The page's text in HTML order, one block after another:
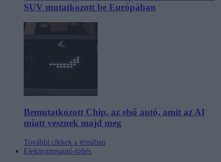
SUV mutatkozott be Európában
Bemutatkozott Chip, az első autó, amit az AI
miatt vesznek majd meg
További cikkek a témában
Elektromosautó-töltés